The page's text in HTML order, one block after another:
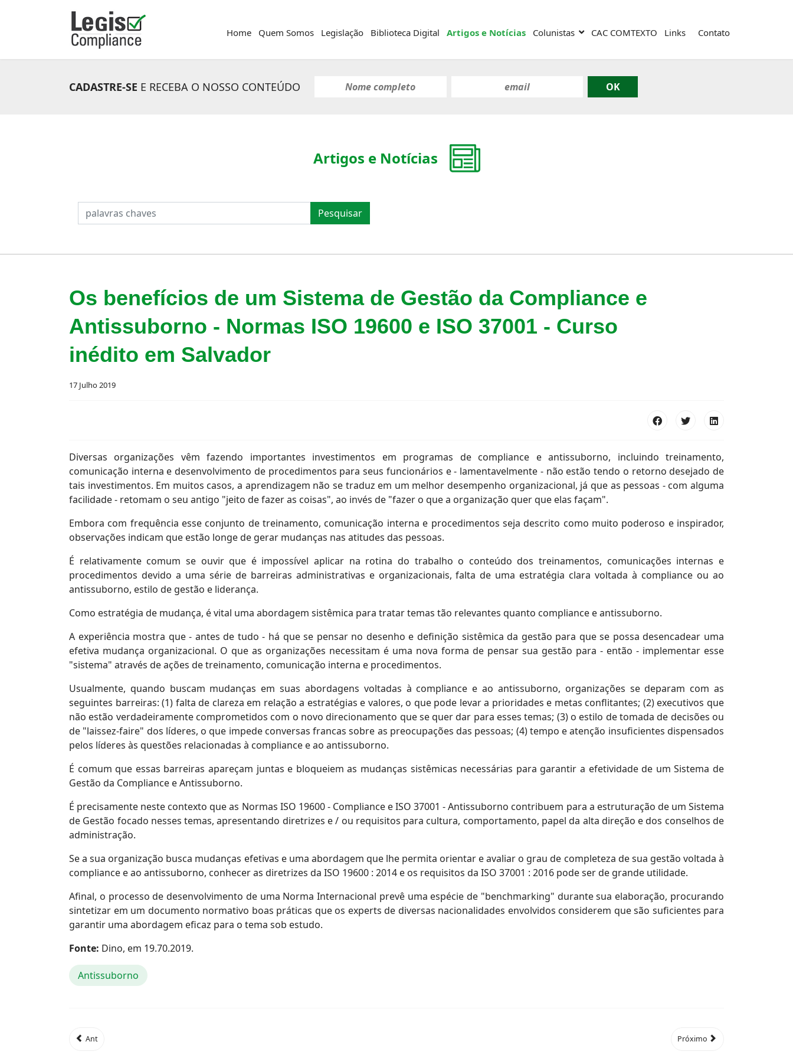
Home Quem Somos Legislação Biblioteca Digital Artigos e Notícias Colunistas CAC COMTEXTO Links Contato
CADASTRE-SE E RECEBA O NOSSO CONTEÚDO
PESQUISAR Pesquisar
Artigos e Notícias
Os benefícios de um Sistema de Gestão da Compliance e
Antissuborno - Normas ISO 19600 e ISO 37001 - Curso
inédito em Salvador
17 Julho 2019
Diversas organizações vêm fazendo importantes investimentos em programas de compliance e antissuborno, incluindo treinamento,
comunicação interna e desenvolvimento de procedimentos para seus funcionários e - lamentavelmente - não estão tendo o retorno desejado de
tais investimentos. Em muitos casos, a aprendizagem não se traduz em um melhor desempenho organizacional, já que as pessoas - com alguma
facilidade - retomam o seu antigo "jeito de fazer as coisas", ao invés de "fazer o que a organização quer que elas façam".
Embora com frequência esse conjunto de treinamento, comunicação interna e procedimentos seja descrito como muito poderoso e inspirador,
observações indicam que estão longe de gerar mudanças nas atitudes das pessoas.
É relativamente comum se ouvir que é impossível aplicar na rotina do trabalho o conteúdo dos treinamentos, comunicações internas e
procedimentos devido a uma série de barreiras administrativas e organizacionais, falta de uma estratégia clara voltada à compliance ou ao
antissuborno, estilo de gestão e liderança.
Como estratégia de mudança, é vital uma abordagem sistêmica para tratar temas tão relevantes quanto compliance e antissuborno.
A experiência mostra que - antes de tudo - há que se pensar no desenho e definição sistêmica da gestão para que se possa desencadear uma
efetiva mudança organizacional. O que as organizações necessitam é uma nova forma de pensar sua gestão para - então - implementar esse
"sistema" através de ações de treinamento, comunicação interna e procedimentos.
Usualmente, quando buscam mudanças em suas abordagens voltadas à compliance e ao antissuborno, organizações se deparam com as
seguintes barreiras: (1) falta de clareza em relação a estratégias e valores, o que pode levar a prioridades e metas conflitantes; (2) executivos que
não estão verdadeiramente comprometidos com o novo direcionamento que se quer dar para esses temas; (3) o estilo de tomada de decisões ou
de "laissez-faire" dos líderes, o que impede conversas francas sobre as preocupações das pessoas; (4) tempo e atenção insuficientes dispensados
pelos líderes às questões relacionadas à compliance e ao antissuborno.
É comum que essas barreiras apareçam juntas e bloqueiem as mudanças sistêmicas necessárias para garantir a efetividade de um Sistema de
Gestão da Compliance e Antissuborno.
É precisamente neste contexto que as Normas ISO 19600 - Compliance e ISO 37001 - Antissuborno contribuem para a estruturação de um Sistema
de Gestão focado nesses temas, apresentando diretrizes e / ou requisitos para cultura, comportamento, papel da alta direção e dos conselhos de
administração.
Se a sua organização busca mudanças efetivas e uma abordagem que lhe permita orientar e avaliar o grau de completeza de sua gestão voltada à
compliance e ao antissuborno, conhecer as diretrizes da ISO 19600 : 2014 e os requisitos da ISO 37001 : 2016 pode ser de grande utilidade.
Afinal, o processo de desenvolvimento de uma Norma Internacional prevê uma espécie de "benchmarking" durante sua elaboração, procurando
sintetizar em um documento normativo boas práticas que os experts de diversas nacionalidades envolvidos considerem que são suficientes para
garantir uma abordagem eficaz para o tema sob estudo.
Fonte: Dino, em 19.70.2019.
Antissuborno
Ant Próximo